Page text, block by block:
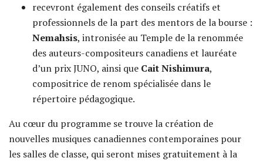
recevront également des conseils créatifs et
professionnels de la part des mentors de la bourse :
Nemahsis, intronisée au Temple de la renommée
des auteurs-compositeurs canadiens et lauréate
d’un prix JUNO, ainsi que Cait Nishimura,
compositrice de renom spécialisée dans le
répertoire pédagogique.
Au cœur du programme se trouve la création de
nouvelles musiques canadiennes contemporaines pour
les salles de classe, qui seront mises gratuitement à la